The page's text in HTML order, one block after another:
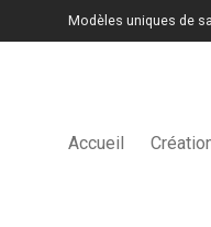
Modèles uniques de
Accueil